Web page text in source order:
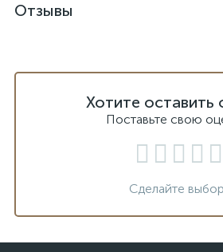
Отзывы
Хотите оставить
Поставьте свою
Сделайте